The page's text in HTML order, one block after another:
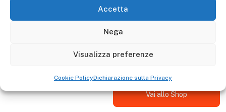
Accetta
Nega
Visualizza preferenze
Cookie PolicyDichiarazione sulla Privacy
Scala GIERRE : AL235B - AL255B
Vai allo Shop